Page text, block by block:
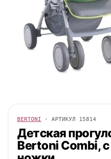
BERTONI · АРТИКУЛ 15814
Детская
Bertoni Combi,